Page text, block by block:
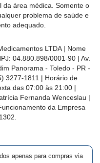
da área médica. Somente o
problema de saúde e
adequado.
LTDA | Nome
04.880.898/0001-90 | Av.
Panorama - Toledo - PR -
3277-1811 | Horário de
das 07:00 às 21:00 |
Fernanda Wenceslau |
da Empresa
apenas para compras via